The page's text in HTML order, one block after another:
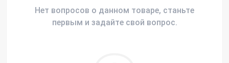
Нет вопросов о данном товаре, станьте
первым и задайте свой вопрос.